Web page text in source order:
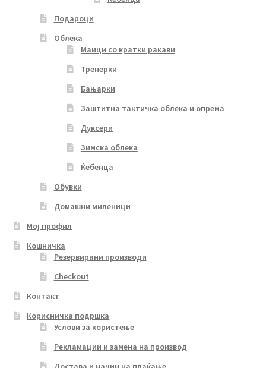
Подароци
Облека
Маици со кратки ракави
Тренерки
Бањарки
Заштитна тактичка облека и опрема
Дуксери
Зимска облека
Ќебенца
Обувки
Домашни миленици
Мој профил
Кошничка
Резервирани производи
Checkout
Контакт
Корисничка подршка
Услови за користење
Рекламации и замена на производ